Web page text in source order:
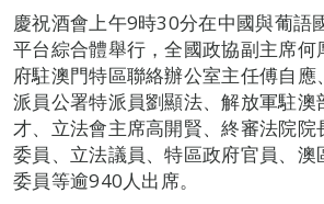
慶祝酒會上午9時30分在中國與葡語
平台綜合體舉行，全國政協副主席何
府駐澳門特區聯絡辦公室主任傅自
派員公署特派員劉顯法、解放軍駐澳
才、立法會主席高開賢、終審法院院
委員、立法議員、特區政府官員、澳
委員等逾940人出席。